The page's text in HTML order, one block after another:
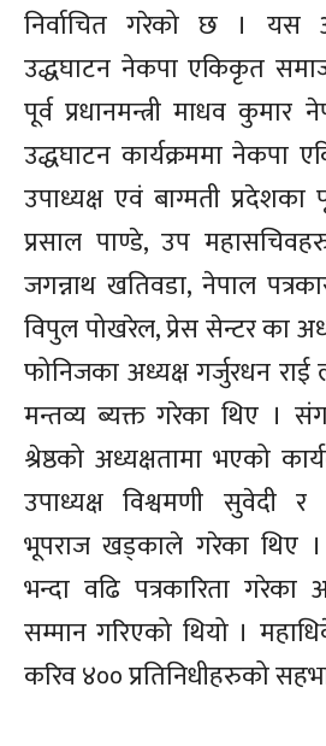
निर्वाचित गरेको छ । यस
उद्धघाटन नेकपा एकिकृत
पूर्व प्रधानमन्त्री माधव
उद्धघाटन कार्यक्रममा नेकपा
उपाध्यक्ष एवं बाग्मती प्रदेशका
प्रसाल पाण्डे, उप
जगन्नाथ खतिवडा, नेपाल
विपुल पोखरेल, प्रेस सेन्टर का
फोनिजका अध्यक्ष गर्जुरधन
मन्तव्य ब्यक्त गरेका थिए ।
श्रेष्ठको अध्यक्षतामा भएको
उपाध्यक्ष विश्वमणी सुवेदी
भूपराज खड्काले गरेका थिए ।
भन्दा वढि पत्रकारिता गरेका
सम्मान गरिएको थियो ।
करिव ४०० प्रतिनिधीहरुको